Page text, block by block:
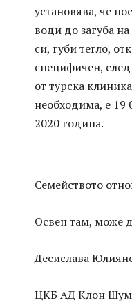
установява, че
води до загуба
си, губи тегло,
специфичен,
от турска
необходима, е 19
2020 година.
Семейството
Освен там, може
Десислава
ЦКБ АД Клон